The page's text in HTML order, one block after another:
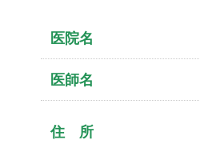
医院名
医師名
住 所